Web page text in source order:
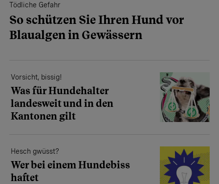
Tödliche Gefahr
So schützen Sie Ihren Hund vor
Blaualgen in Gewässern
Vorsicht, bissig!
Was für Hundehalter
landesweit und in den
Kantonen gilt
Hesch gwüsst?
Wer bei einem Hundebiss
haftet